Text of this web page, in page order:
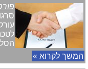
פורסם
המשך לקרוא »